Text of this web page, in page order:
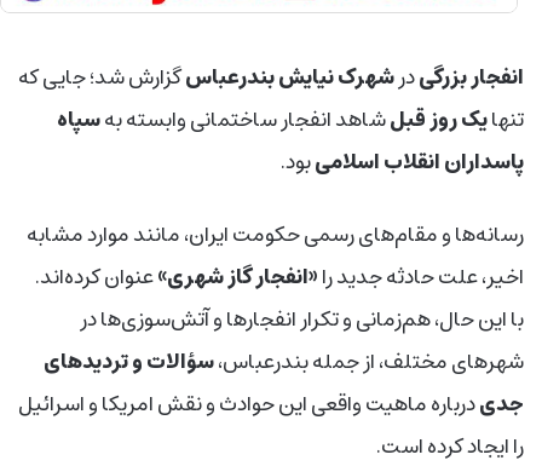
انفجار بزرگیدرشهرک نیایش بندرعباسگزارش شد؛ جایی که
تنهایک روز قبلشاهد انفجار ساختمانی وابسته بهسپاه
پاسداران انقلاب اسلامیبود.
رسانه‌ها و مقام‌های رسمی حکومت ایران، مانند موارد مشابه
اخیر، علت حادثه جدید را«انفجار گاز شهری»عنوان کرده‌اند.
با این حال، هم‌زمانی و تکرار انفجارها و آتش‌سوزی‌ها در
شهرهای مختلف، از جمله بندرعباس،سؤالات و تردیدهای
جدیدرباره ماهیت واقعی این حوادث و نقش امریکا و اسرائیل
را ایجاد کرده است.